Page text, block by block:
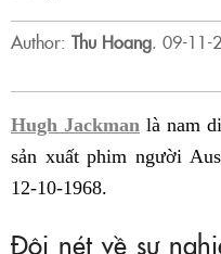
Author: Thu Hoang. 09-11-
Hugh Jackman là nam
sản xuất phim người
12-10-1968.
Đôi nét về sự